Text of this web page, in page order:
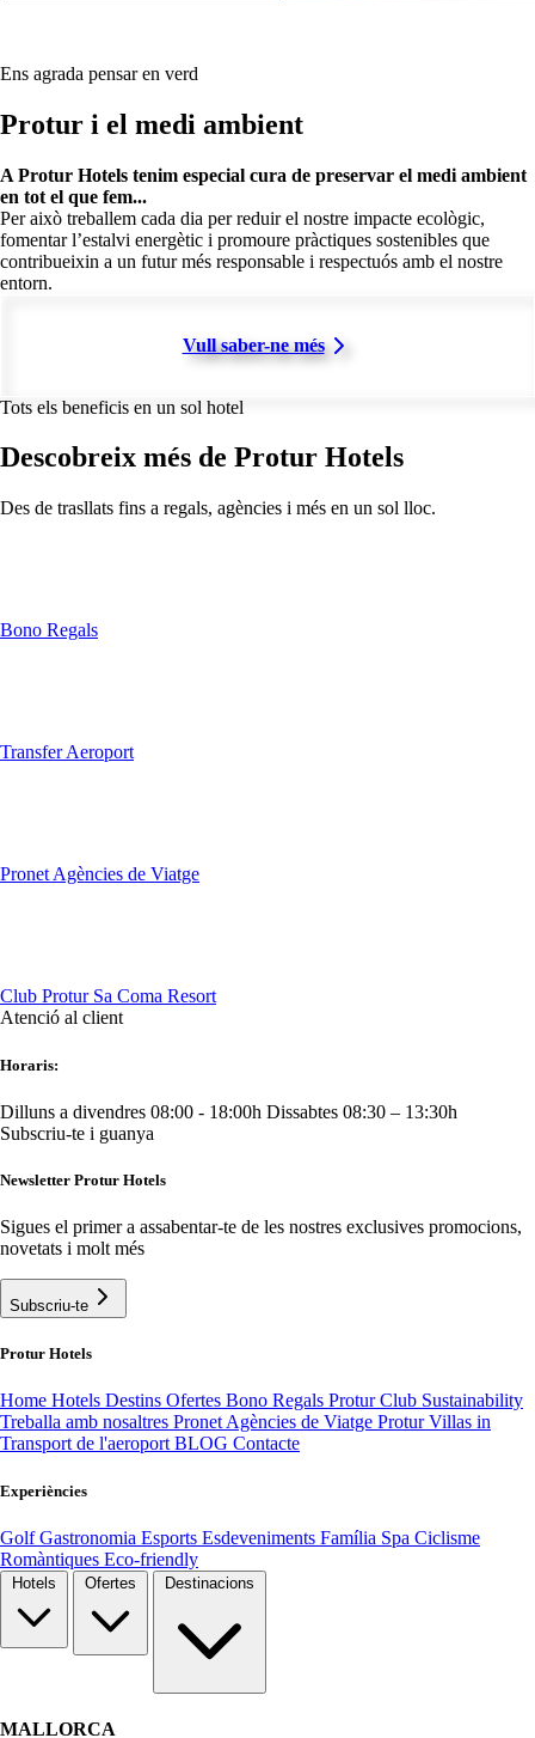
Ens agrada pensar en verd
Protur i el medi ambient
A Protur Hotels tenim especial cura de preservar el medi ambient
en tot el que fem...
Per això treballem cada dia per reduir el nostre impacte ecològic,
fomentar l’estalvi energètic i promoure pràctiques sostenibles que
contribueixin a un futur més responsable i respectuós amb el nostre
entorn.
Vull saber-ne més
Tots els beneficis en un sol hotel
Descobreix més de Protur Hotels
Des de trasllats fins a regals, agències i més en un sol lloc.
Bono Regals
Transfer Aeroport
Pronet Agències de Viatge
Club Protur Sa Coma Resort
Atenció al client
Horaris:
Dilluns a divendres 08:00 - 18:00h Dissabtes 08:30 – 13:30h
Subscriu-te i guanya
Newsletter Protur Hotels
Sigues el primer a assabentar-te de les nostres exclusives promocions,
novetats i molt més
Subscriu-te
Protur Hotels
Home Hotels Destins Ofertes Bono Regals Protur Club Sustainability
Treballa amb nosaltres Pronet Agències de Viatge Protur Villas in
Transport de l'aeroport BLOG Contacte
Experiències
GolfGastronomia Esports Esdeveniments Família Spa Ciclisme
Romàntiques Eco-friendly
MALLORCA